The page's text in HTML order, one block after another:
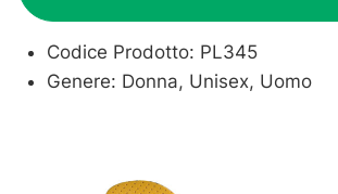
Codice Prodotto: PL345
Genere: Donna, Unisex, Uomo